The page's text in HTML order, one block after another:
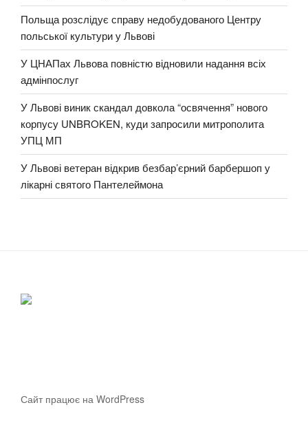
Польща розслідує справу недобудованого Центру
польської культури у Львові
У ЦНАПах Львова повністю відновили надання всіх
адмінпослуг
У Львові виник скандал довкола “освячення” нового
корпусу UNBROKEN, куди запросили митрополита
УПЦ МП
У Львові ветеран відкрив безбар’єрний барбершоп у
лікарні святого Пантелеймона
Сайт працює на WordPress